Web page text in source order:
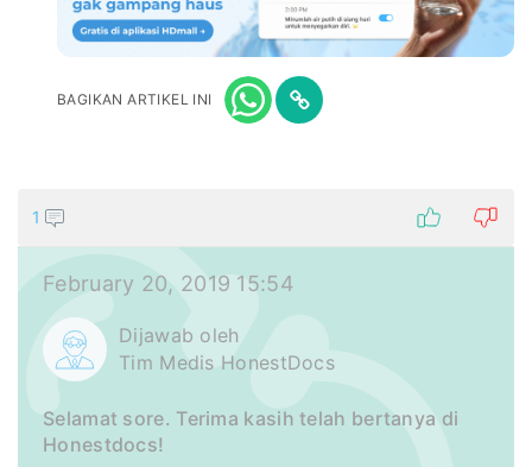
BAGIKAN ARTIKEL INI
1
February 20, 2019 15:54
Dijawab oleh
Tim Medis HonestDocs
Selamat sore. Terima kasih telah bertanya di
Honestdocs!